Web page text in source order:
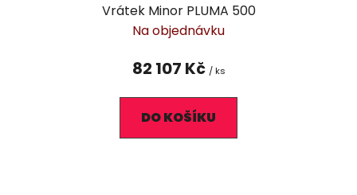
Vrátek Minor PLUMA 500
Na objednávku
82 107 Kč / ks
DO KOŠÍKU